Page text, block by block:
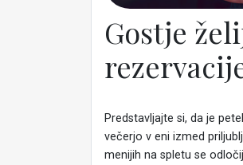
Gostje
Predstavljajte si, da je
večerjo v eni izmed
menijih na spletu se